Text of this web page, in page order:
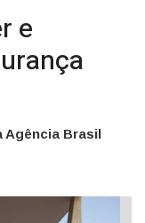
e
Agência Brasil